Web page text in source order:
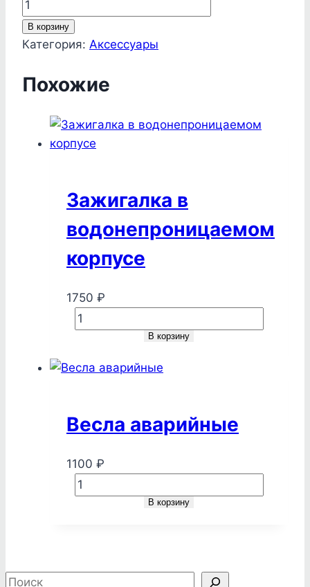
товара
Жилет
брендированный
В корзину
Категория: Аксессуары
Похожие
Зажигалка в
водонепроницаемом
корпусе
1750 ₽
Количество
товара
в
В корзину
Весла аварийные
1100 ₽
Количество
товара
В корзину